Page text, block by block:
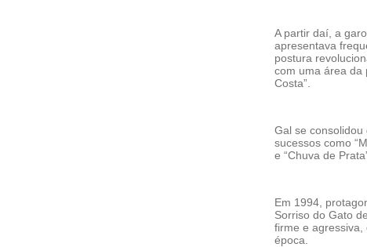
A partir daí, a
apresentava
postura
com uma área da
Costa”.
Gal se
sucessos como
e “Chuva de
Em 1994,
Sorriso do Gato
firme e agressiva,
época.